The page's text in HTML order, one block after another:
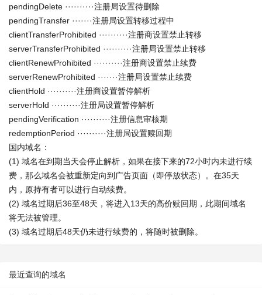
pendingDelete ··········注册局设置待删除
pendingTransfer ·······注册局设置转移过程中
clientTransferProhibited ··········注册商设置禁止转移
serverTransferProhibited ··········注册局设置禁止转移
clientRenewProhibited ··········注册商设置禁止续费
serverRenewProhibited ·······注册局设置禁止续费
clientHold ··········注册商设置暂停解析
serverHold ··········注册局设置暂停解析
pendingVerification ··········注册信息审核期
redemptionPeriod ··········注册局设置赎回期
国内域名：
(1) 域名在到期当天会停止解析，如果在接下来的72小时内未进行续
费，那么域名会被重新定向到广告页面（即停放状态）。在35天
内，原持有者可以进行自动续费。
(2) 域名过期后36至48天，将进入13天的高价赎回期，此期间域名
将无法被管理。
(3) 域名过期后48天仍未进行续费的，将随时被删除。
最近查询的域名